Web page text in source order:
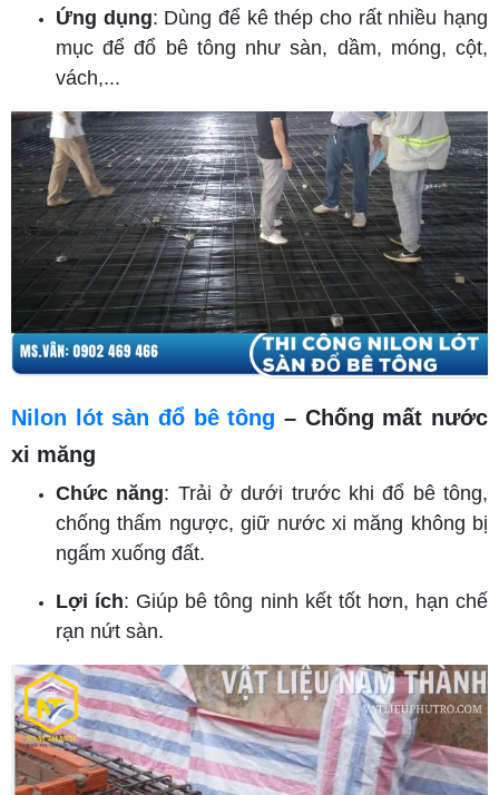
Ứng dụng: Dùng để kê thép cho rất nhiều hạng
mục để đổ bê tông như sàn, dầm, móng, cột,
vách,...
Nilon lót sàn đổ bê tông – Chống mất nước
xi măng
Chức năng: Trải ở dưới trước khi đổ bê tông,
chống thấm ngược, giữ nước xi măng không bị
ngấm xuống đất.
Lợi ích: Giúp bê tông ninh kết tốt hơn, hạn chế
rạn nứt sàn.